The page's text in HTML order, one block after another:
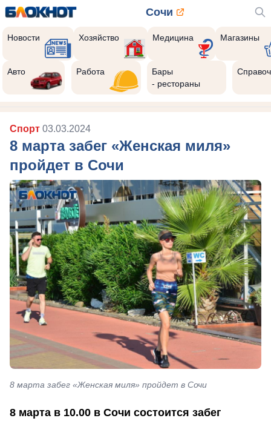
Сочи
Новости Хозяйство Медицина Магазины
Авто Работа
Бары
- рестораны
Спорт 03.03.2024
8 марта забег «Женская миля»
пройдет в Сочи
8 марта забег «Женская миля» пройдет в Сочи
8 марта в 10.00 в Сочи состоится забег